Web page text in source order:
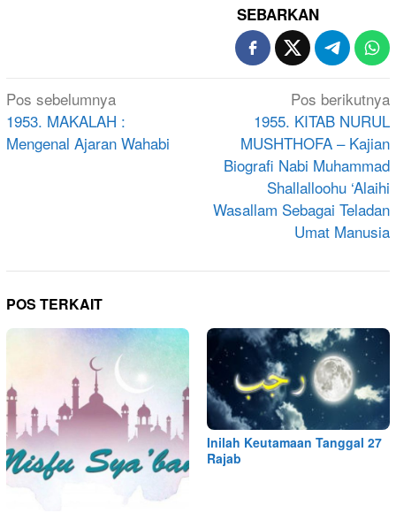
SEBARKAN
Navigasi
pos
Pos sebelumnya
1953. MAKALAH :
Mengenal Ajaran Wahabi
Pos berikutnya
1955. KITAB NURUL
MUSHTHOFA – Kajian
Biografi Nabi Muhammad
Shallalloohu ‘Alaihi
Wasallam Sebagai Teladan
Umat Manusia
POS TERKAIT
Inilah Keutamaan Tanggal 27
Rajab